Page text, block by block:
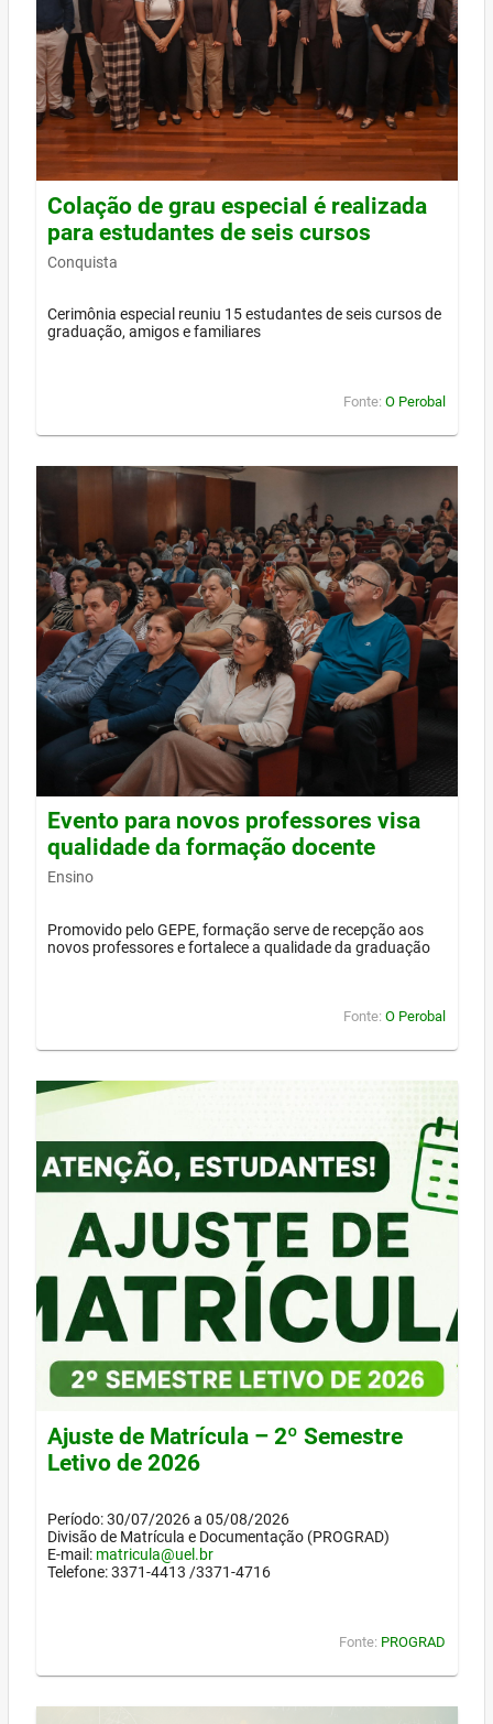
Colação de grau especial é realizada
para estudantes de seis cursos
Conquista
Cerimônia especial reuniu 15 estudantes de seis cursos de
graduação, amigos e familiares
Fonte: O Perobal
Evento para novos professores visa
qualidade da formação docente
Ensino
Promovido pelo GEPE, formação serve de recepção aos
novos professores e fortalece a qualidade da graduação
Fonte: O Perobal
Ajuste de Matrícula – 2º Semestre
Letivo de 2026
Período: 30/07/2026 a 05/08/2026
Divisão de Matrícula e Documentação (PROGRAD)
E-mail: matricula@uel.br
Telefone: 3371-4413 /3371-4716
Fonte: PROGRAD